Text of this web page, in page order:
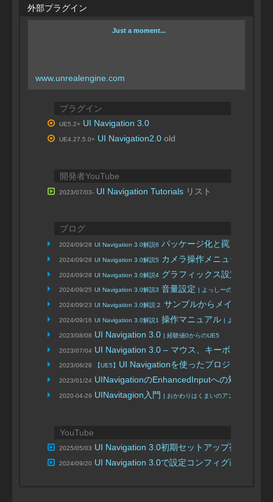
外部プラグイン
Just a moment...
www.unrealengine.com
プラグイン
UE5.2+ UI Navigation 3.0
UE4.27,5.0+ UI Navigation2.0 old
開発者YouTube
2023/07/03- UI Navigation Tutorials リスト
ブログ
2024/09/28 UI Navigation 3.0解説6 パッケージ化と罠
2024/09/28 UI Navigation 3.0解説5 カメラ操作メニューと設定
2024/09/28 UI Navigation 3.0解説4 グラフィックス設定メニュ
2024/09/25 UI Navigation 3.0解説3 音量設定 | よっしーの100チャレン
2024/09/23 UI Navigation 3.0解説２ サンプルからメインメニュ
2024/09/16 UI Navigation 3.0解説1 操作マニュアル | よっしーの100
2023/08/08 UI Navigation 3.0 | 経験値0からのUE5
2023/07/04 UI Navigation 3.0 – マウス、キーボード、ゲ
2023/06/28 【UE5】 UI Navigationを使ったプロジェクトを
2023/01/24 UINavigationのEnhancedInputへの対応
2020-04-29 UINavitagion入門 | おかわりはくまいのアンリアルなメモ
YouTube
2025/05/03 UI Navigation 3.0初期セットアップ補習
2024/09/20 UI Navigation 3.0で設定コンフィグ画面・タ